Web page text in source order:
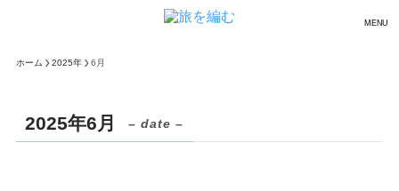
MENU
ホーム 2025年 6月
2025年6月 – date –